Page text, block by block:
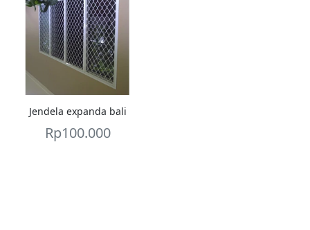
Jendela expanda bali
Rp100.000